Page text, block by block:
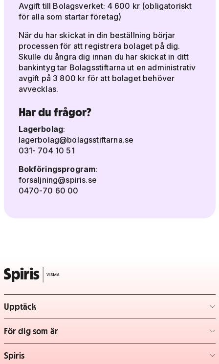
Avgift till Bolagsverket: 4 600 kr (obligatoriskt
för alla som startar företag)
När du har skickat in din beställning börjar
processen för att registrera bolaget på dig.
Skulle du ångra dig innan du har skickat in ditt
bankintyg tar Bolagsstiftarna ut en administrativ
avgift på 3 800 kr för att bolaget behöver
avvecklas.
Har du frågor?
Lagerbolag:
lagerbolag@bolagsstiftarna.se
031- 704 10 51
Bokföringsprogram:
forsaljning@spiris.se
0470-70 60 00
Upptäck
– klicka för att expandera lista
För dig som är
– klicka för att expandera lista
Spiris
– klicka för att expandera lista